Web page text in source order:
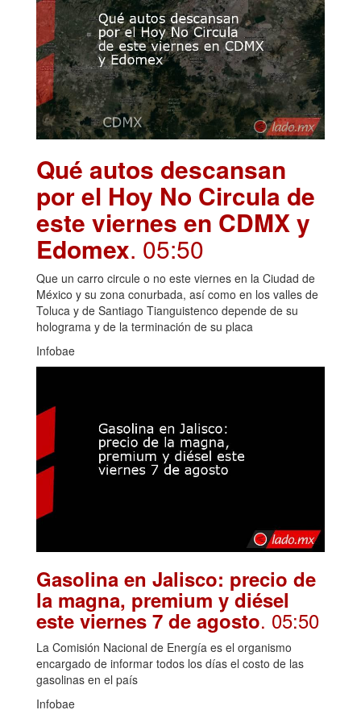
Qué autos descansan
por el Hoy No Circula de
este viernes en CDMX y
Edomex. 05:50
Que un carro circule o no este viernes en la Ciudad de
México y su zona conurbada, así como en los valles de
Toluca y de Santiago Tianguistenco depende de su
holograma y de la terminación de su placa
Infobae
Gasolina en Jalisco: precio de
la magna, premium y diésel
este viernes 7 de agosto. 05:50
La Comisión Nacional de Energía es el organismo
encargado de informar todos los días el costo de las
gasolinas en el país
Infobae